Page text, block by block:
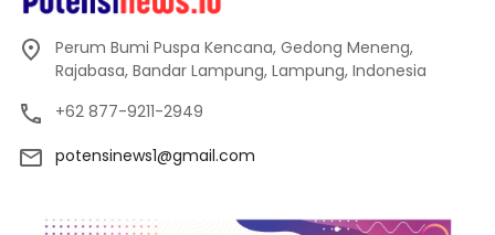
Perum Bumi Puspa Kencana, Gedong Meneng,
Rajabasa, Bandar Lampung, Lampung, Indonesia
+62 877-9211-2949
potensinews1@gmail.com